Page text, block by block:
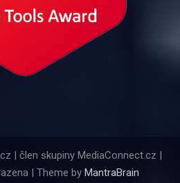
| člen skupiny MediaConnect.cz |
| Theme by MantraBrain